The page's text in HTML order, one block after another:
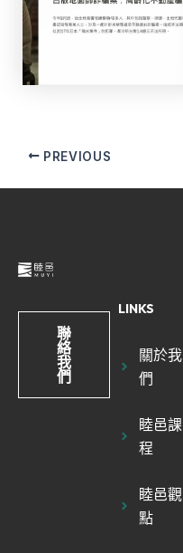
PREVIOUS
聯
絡
我
們
LINKS
關於我
們
睦邑課
程
睦邑觀
點